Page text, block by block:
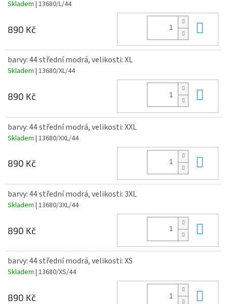
Skladem | 13680/L/44
890 Kč
barvy: 44 střední modrá, velikosti: XL
Skladem | 13680/XL/44
890 Kč
barvy: 44 střední modrá, velikosti: XXL
Skladem | 13680/XXL/44
890 Kč
barvy: 44 střední modrá, velikosti: 3XL
Skladem | 13680/3XL/44
890 Kč
barvy: 44 střední modrá, velikosti: XS
Skladem | 13680/XS/44
890 Kč